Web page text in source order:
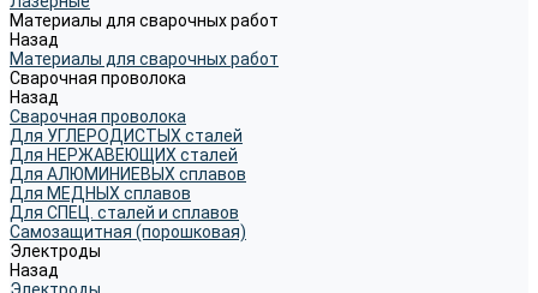
Материалы для сварочных работ
Назад
Материалы для сварочных работ
Сварочная проволока
Назад
Сварочная проволока
Для УГЛЕРОДИСТЫХ сталей
Для НЕРЖАВЕЮЩИХ сталей
Для АЛЮМИНИЕВЫХ сплавов
Для МЕДНЫХ сплавов
Для СПЕЦ. сталей и сплавов
Самозащитная (порошковая)
Электроды
Назад